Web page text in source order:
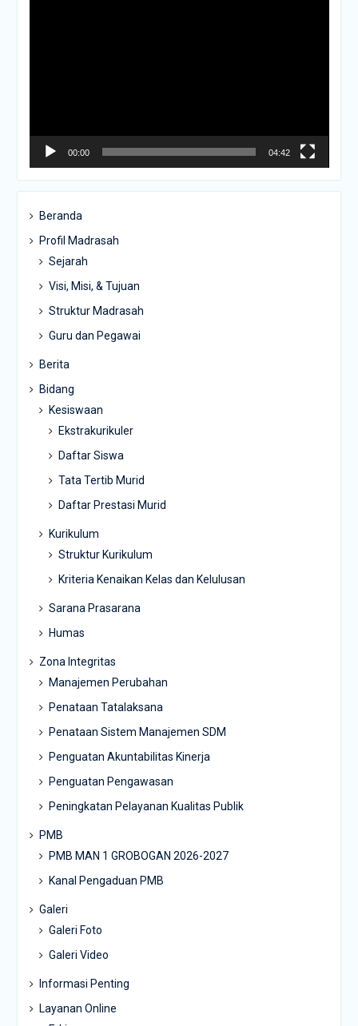
00:00 04:42
Beranda
Profil Madrasah
Sejarah
Visi, Misi, & Tujuan
Struktur Madrasah
Guru dan Pegawai
Berita
Bidang
Kesiswaan
Ekstrakurikuler
Daftar Siswa
Tata Tertib Murid
Daftar Prestasi Murid
Kurikulum
Struktur Kurikulum
Kriteria Kenaikan Kelas dan Kelulusan
Sarana Prasarana
Humas
Zona Integritas
Manajemen Perubahan
Penataan Tatalaksana
Penataan Sistem Manajemen SDM
Penguatan Akuntabilitas Kinerja
Penguatan Pengawasan
Peningkatan Pelayanan Kualitas Publik
PMB
PMB MAN 1 GROBOGAN 2026-2027
Kanal Pengaduan PMB
Galeri
Galeri Foto
Galeri Video
Informasi Penting
Layanan Online